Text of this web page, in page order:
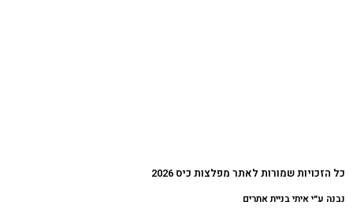
כל הזכויות שמורות לאתר מפלצות כיס 2026
נבנה ע״י איתי בניית אתרים